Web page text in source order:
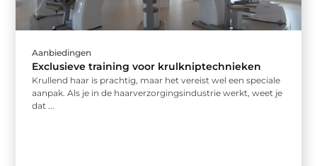
Aanbiedingen
Exclusieve training voor krulkniptechnieken
Krullend haar is prachtig, maar het vereist wel een speciale
aanpak. Als je in de haarverzorgingsindustrie werkt, weet je
dat ...